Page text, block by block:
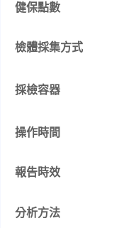
健保點數
檢體採集方式
採檢容器
操作時間
報告時效
分析方法